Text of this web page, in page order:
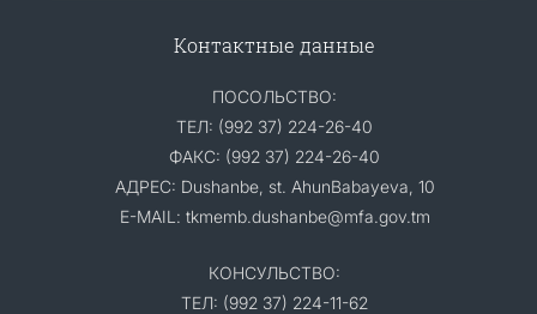
Контактные данные
ПОСОЛЬСТВО:
ТЕЛ: (992 37) 224-26-40
ФАКС: (992 37) 224-26-40
АДРЕС: Dushanbe, st. AhunBabayeva, 10
E-MAIL: tkmemb.dushanbe@mfa.gov.tm
КОНСУЛЬСТВО:
ТЕЛ: (992 37) 224-11-62